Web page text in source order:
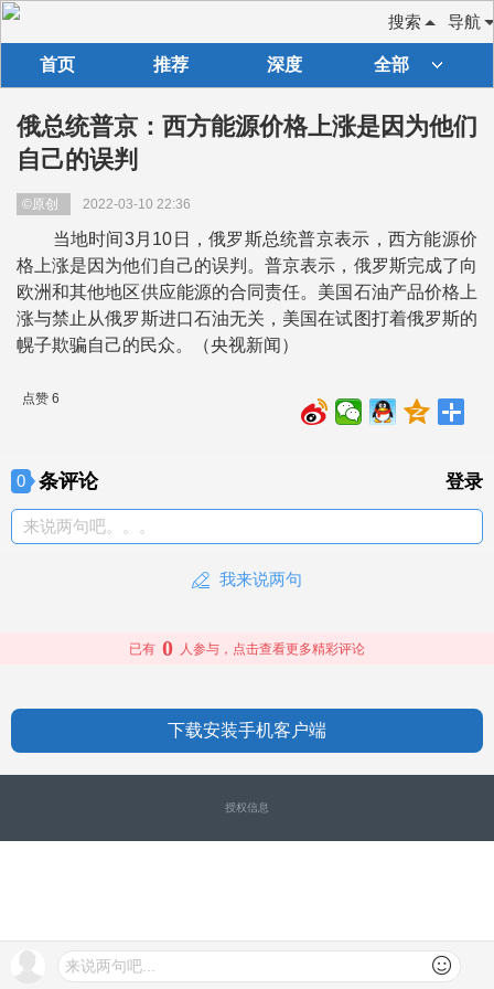
导航
搜索
首页 推荐 深度 全部
俄总统普京：西方能源价格上涨是因为他们
自己的误判
©原创 2022-03-10 22:36
当地时间3月10日，俄罗斯总统普京表示，西方能源价
格上涨是因为他们自己的误判。普京表示，俄罗斯完成了向
欧洲和其他地区供应能源的合同责任。美国石油产品价格上
涨与禁止从俄罗斯进口石油无关，美国在试图打着俄罗斯的
幌子欺骗自己的民众。（央视新闻）
点赞 6
0 条评论 登录
来说两句吧。。。
我来说两句
来说两句吧...
已有 0 人参与，点击查看更多精彩评论
下载安装手机客户端
授权信息